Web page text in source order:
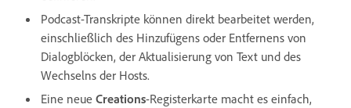
Podcast-Transkripte können direkt bearbeitet werden,
einschließlich des Hinzufügens oder Entfernens von
Dialogblöcken, der Aktualisierung von Text und des
Wechselns der Hosts.
Eine neue Creations-Registerkarte macht es einfach,